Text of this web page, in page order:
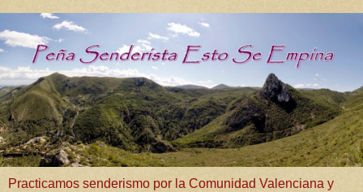
Practicamos senderismo por la Comunidad Valenciana y